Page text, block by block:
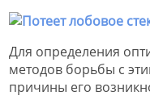
Для определения
методов борьбы с
причины его